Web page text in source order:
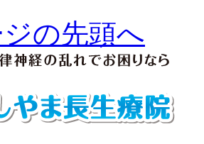
の先頭へ